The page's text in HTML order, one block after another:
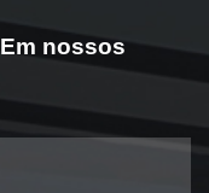
Em nossos